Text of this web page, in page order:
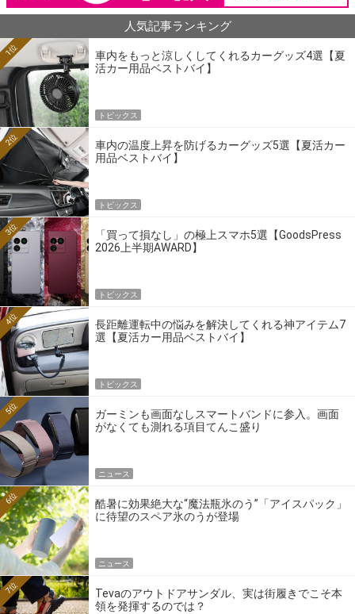
人気記事ランキング
車内をもっと涼しくしてくれるカーグッズ4選【夏
活カー用品ベストバイ】
1位
トピックス
車内の温度上昇を防げるカーグッズ5選【夏活カー
用品ベストバイ】
2位
トピックス
「買って損なし」の極上スマホ5選【GoodsPress
2026上半期AWARD】
3位
トピックス
長距離運転中の悩みを解決してくれる神アイテム7
選【夏活カー用品ベストバイ】
4位
トピックス
ガーミンも画面なしスマートバンドに参入。画面
がなくても測れる項目てんこ盛り
5位
ニュース
酷暑に効果絶大な“魔法瓶氷のう”「アイスパック」
に待望のスペア氷のうが登場
6位
ニュース
Tevaのアウトドアサンダル、実は街履きでこそ本
領を発揮するのでは？
7位